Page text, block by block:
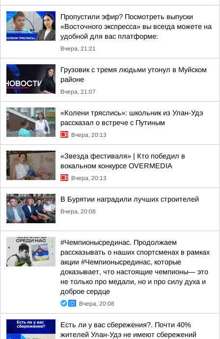
Пропустили эфир? Посмотреть выпуски
«Восточного экспресса» вы всегда можете на
удобной для вас платформе:
Вчера, 21:21
Грузовик с тремя людьми утонул в Муйском
районе
Вчера, 21:07
«Колени тряслись»: школьник из Улан-Удэ
рассказал о встрече с Путиным
Вчера, 20:13
«Звезда фестиваля» | Кто победил в
вокальном конкурсе OVERMEDIA
Вчера, 20:13
В Бурятии наградили лучших строителей
Вчера, 20:08
#Чемпионысрединас. Продолжаем
рассказывать о наших спортсменах в рамках
акции #Чемпионысрединас, которые
доказывает, что настоящие чемпионы— это
не только про медали, но и про силу духа и
доброе сердце
Вчера, 20:08
Есть ли у вас сбережения?. Почти 40%
жителей Улан-Удэ не имеют сбережений